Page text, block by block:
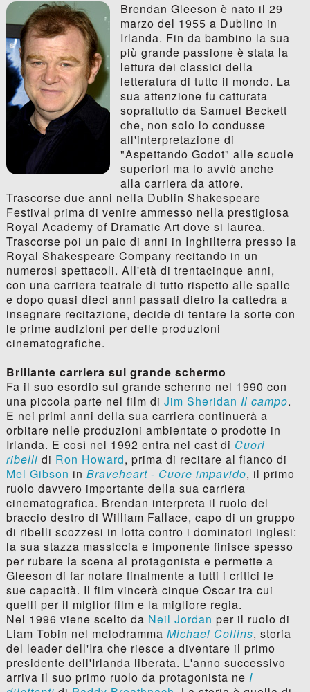
Brendan Gleeson è nato il 29
marzo del 1955 a Dublino in
Irlanda. Fin da bambino la sua
più grande passione è stata la
lettura dei classici della
letteratura di tutto il mondo. La
sua attenzione fu catturata
soprattutto da Samuel Beckett
che, non solo lo condusse
all'interpretazione di
"Aspettando Godot" alle scuole
superiori ma lo avviò anche
alla carriera da attore.
Trascorse due anni nella Dublin Shakespeare
Festival prima di venire ammesso nella prestigiosa
Royal Academy of Dramatic Art dove si laurea.
Trascorse poi un paio di anni in Inghilterra presso la
Royal Shakespeare Company recitando in un
numerosi spettacoli. All'età di trentacinque anni,
con una carriera teatrale di tutto rispetto alle spalle
e dopo quasi dieci anni passati dietro la cattedra a
insegnare recitazione, decide di tentare la sorte con
le prime audizioni per delle produzioni
cinematografiche.
Brillante carriera sul grande schermo
Fa il suo esordio sul grande schermo nel 1990 con
una piccola parte nel film di Jim Sheridan Il campo.
E nei primi anni della sua carriera continuerà a
orbitare nelle produzioni ambientate o prodotte in
Irlanda. E così nel 1992 entra nel cast di Cuori
ribelli di Ron Howard, prima di recitare al fianco di
Mel Gibson in Braveheart - Cuore impavido, il primo
ruolo davvero importante della sua carriera
cinematografica. Brendan interpreta il ruolo del
braccio destro di William Fallace, capo di un gruppo
di ribelli scozzesi in lotta contro i dominatori inglesi:
la sua stazza massiccia e imponente finisce spesso
per rubare la scena al protagonista e permette a
Gleeson di far notare finalmente a tutti i critici le
sue capacità. Il film vincerà cinque Oscar tra cui
quelli per il miglior film e la migliore regia.
Nel 1996 viene scelto da Neil Jordan per il ruolo di
Liam Tobin nel melodramma Michael Collins, storia
del leader dell'Ira che riesce a diventare il primo
presidente dell'Irlanda liberata. L'anno successivo
arriva il suo primo ruolo da protagonista ne I